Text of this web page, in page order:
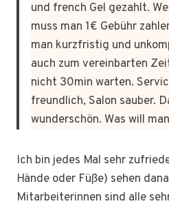
und french Gel gezahlt.
muss man 1€ Gebühr
man kurzfristig und
auch zum vereinbarten
nicht 30min warten.
freundlich, Salon sauber.
wunderschön. Was will
Ich bin jedes Mal sehr
Hände oder Füße) sehen
Mitarbeiterinnen sind alle